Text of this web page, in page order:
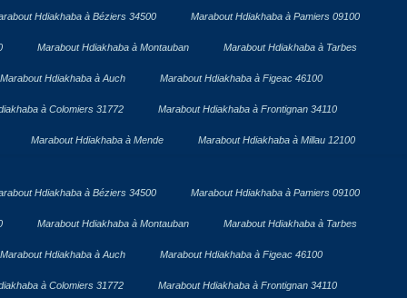
Hdiakhaba à Béziers 34500 Marabout Hdiakhaba à Pamiers 09100
Marabout Hdiakhaba à Montauban Marabout Hdiakhaba à Tarbes
Marabout Hdiakhaba à Auch Marabout Hdiakhaba à Figeac 46100
à Colomiers 31772 Marabout Hdiakhaba à Frontignan 34110
Marabout Hdiakhaba à Mende Marabout Hdiakhaba à Millau 12100
Hdiakhaba à Béziers 34500 Marabout Hdiakhaba à Pamiers 09100
Marabout Hdiakhaba à Montauban Marabout Hdiakhaba à Tarbes
Marabout Hdiakhaba à Auch Marabout Hdiakhaba à Figeac 46100
à Colomiers 31772 Marabout Hdiakhaba à Frontignan 34110